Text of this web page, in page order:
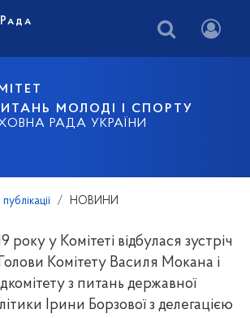
МОЛОДІ І СПОРТУ
РАДА УКРАЇНИ
публікації НОВИНИ
року у Комітеті відбулася зустріч
Комітету Василя Мокана і
з питань державної
Ірини Борзової з делегацією